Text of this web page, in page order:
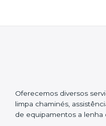
Oferecemos diversos
limpa chaminés,
de equipamentos a lenha